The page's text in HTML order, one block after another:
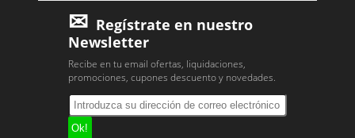
Regístrate en nuestro
Newsletter
Recibe en tu email ofertas, liquidaciones,
promociones, cupones descuento y novedades.